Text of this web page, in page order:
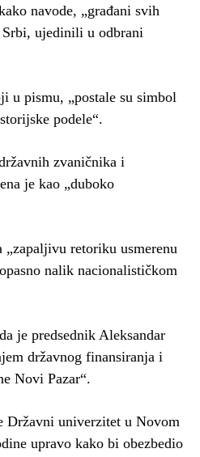
navode, „građani svih
ujedinili u odbrani
u pismu, „postale su simbol
podele“.
zvaničnika i
je kao „duboko
„zapaljivu retoriku usmerenu
nalik nacionalističkom
je predsednik Aleksandar
državnog finansiranja i
Novi Pazar“.
Državni univerzitet u Novom
upravo kako bi obezbedio